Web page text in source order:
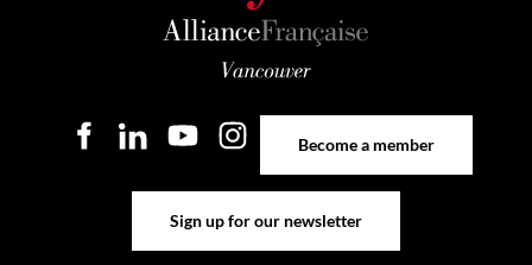
Become a member
Sign up for our newsletter